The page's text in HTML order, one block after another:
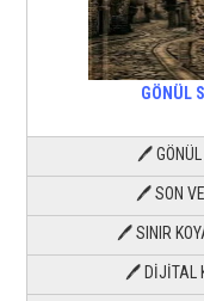
GÖNÜL
🖊 GÖNÜL
🖊 SON
🖊 SINIR
🖊 DİJİTAL